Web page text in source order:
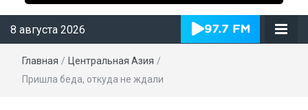
8 августа 2026
Главная / Центральная Азия /
Пришла беда, откуда не ждали